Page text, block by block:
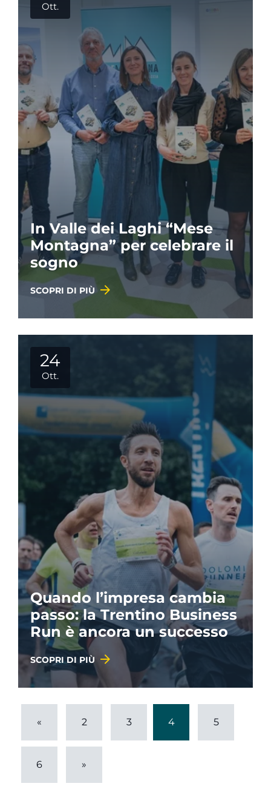
Ott.
In Valle dei Laghi “Mese
Montagna” per celebrare il
sogno
SCOPRI DI PIÙ
24
Ott.
Quando l’impresa cambia
passo: la Trentino Business
Run è ancora un successo
SCOPRI DI PIÙ
« 2 3 4 5
6 »